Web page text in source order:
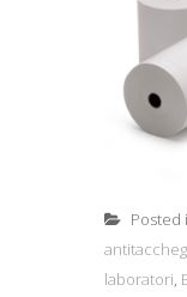
Posted
laboratori,